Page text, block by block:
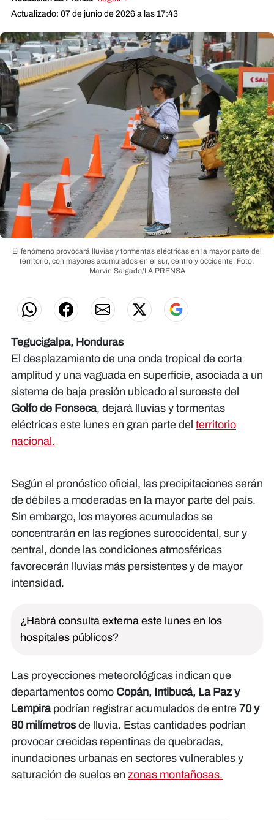
Actualizado: 07 de junio de 2026 a las 17:43
El fenómeno provocará lluvias y tormentas eléctricas en la mayor parte del
territorio, con mayores acumulados en el sur, centro y occidente. Foto:
Marvin Salgado/LA PRENSA
Tegucigalpa, Honduras
El desplazamiento de una onda tropical de corta
amplitud y una vaguada en superficie, asociada a un
sistema de baja presión ubicado al suroeste del
Golfo de Fonseca, dejará lluvias y tormentas
eléctricas este lunes en gran parte del territorio
nacional.
Según el pronóstico oficial, las precipitaciones serán
de débiles a moderadas en la mayor parte del país.
Sin embargo, los mayores acumulados se
concentrarán en las regiones suroccidental, sur y
central, donde las condiciones atmosféricas
favorecerán lluvias más persistentes y de mayor
intensidad.
¿Habrá consulta externa este lunes en los
hospitales públicos?
Las proyecciones meteorológicas indican que
departamentos como Copán, Intibucá, La Paz y
Lempirapodrían registrar acumulados de entre 70 y
80 milímetrosde lluvia. Estas cantidades podrían
provocar crecidas repentinas de quebradas,
inundaciones urbanas en sectores vulnerables y
saturación de suelos en zonas montañosas.